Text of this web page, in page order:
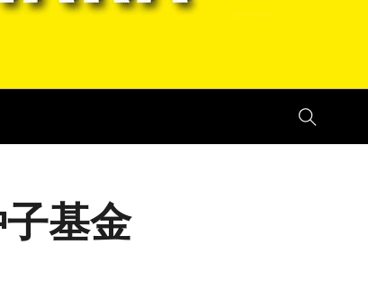
基金